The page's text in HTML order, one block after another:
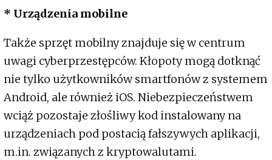
* Urządzenia mobilne
Także sprzęt mobilny znajduje się w centrum
uwagi cyberprzestępców. Kłopoty mogą dotknąć
nie tylko użytkowników smartfonów z systemem
Android, ale również iOS. Niebezpieczeństwem
wciąż pozostaje złośliwy kod instalowany na
urządzeniach pod postacią fałszywych aplikacji,
m.in. związanych z kryptowalutami.